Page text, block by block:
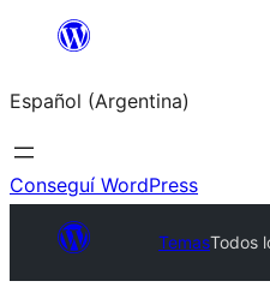
Saltar
contenido
Español (Argentina)
Conseguí WordPress
TemasTodos